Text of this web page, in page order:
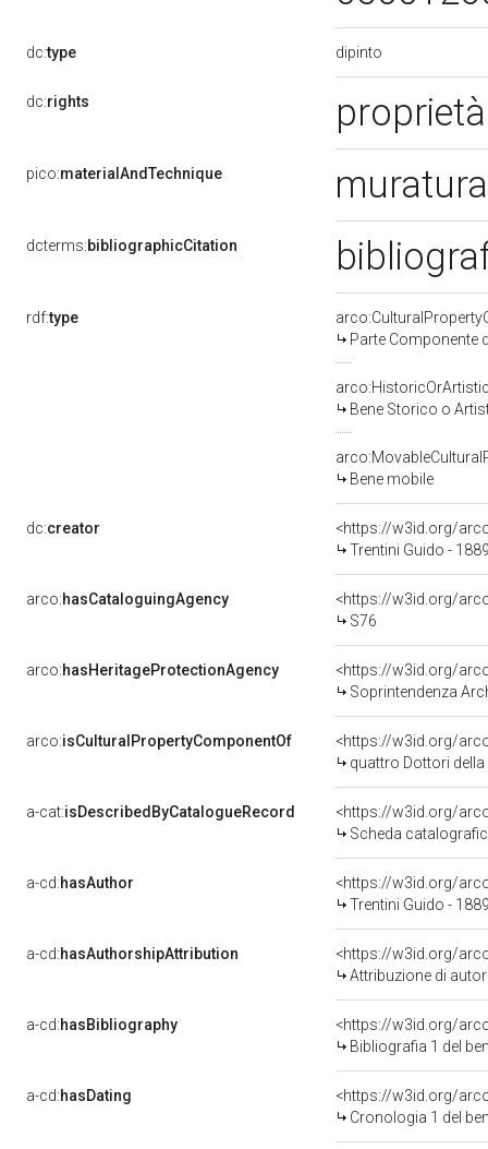
dc:type dipinto
dc:rights
pico:materialAndTechnique
dcterms:bibliographicCitation
rdf:type
Parte Componente
Bene Storico o
Bene mobile
dc:creator
<https://w3id.org/
Trentini Guido -
arco:hasCataloguingAgency
<https://w3id.org/
S76
arco:hasHeritageProtectionAgency
<https://w3id.org/
Soprintendenza
arco:isCulturalPropertyComponentOf
<https://w3id.org/
quattro Dottori
a-cat:isDescribedByCatalogueRecord
<https://w3id.org/
Scheda
a-cd:hasAuthor
<https://w3id.org/
Trentini Guido -
a-cd:hasAuthorshipAttribution
<https://w3id.org/
Attribuzione di
a-cd:hasBibliography
<https://w3id.org/
Bibliografia 1 del
a-cd:hasDating
<https://w3id.org/
Cronologia 1 del